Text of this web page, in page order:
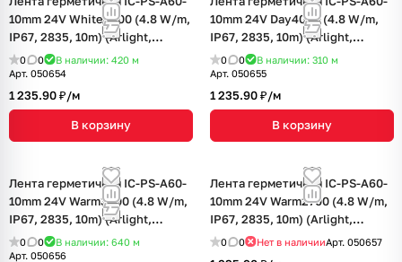
10mm 24V White6000 (4.8 W/m,
IP67, 2835, 10m) (Arlight,
стабилизированная)
0 0 В наличии: 420 м
Арт. 050654
1 235.90 ₽/м
В корзину
10mm 24V Day4000 (4.8 W/m,
IP67, 2835, 10m) (Arlight,
стабилизированная)
0 0 В наличии: 310 м
Арт. 050655
1 235.90 ₽/м
В корзину
Лента герметичная IC-PS-A60-
10mm 24V Warm3000 (4.8 W/m,
IP67, 2835, 10m) (Arlight,
стабилизированная)
0 0 В наличии: 640 м
Арт. 050656
Лента герметичная IC-PS-A60-
10mm 24V Warm2700 (4.8 W/m,
IP67, 2835, 10m) (Arlight,
стабилизированная)
0 0 Нет в наличииАрт. 050657